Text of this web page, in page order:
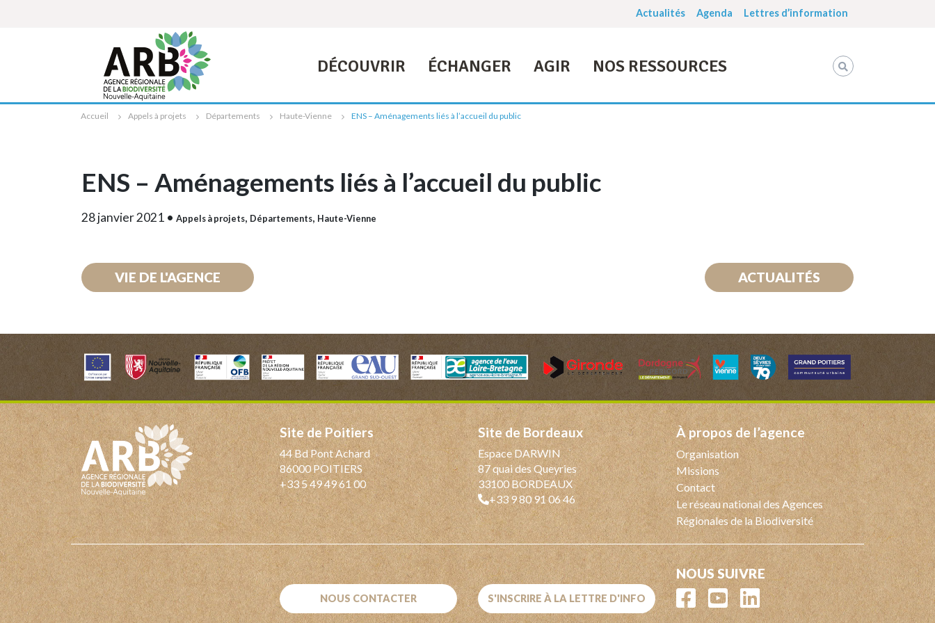
Actualités Agenda Lettres d’information
DÉCOUVRIR ÉCHANGER AGIR NOS RESSOURCES
Accueil Appels à projets Départements Haute-Vienne ENS – Aménagements liés à l’accueil du public
ENS – Aménagements liés à l’accueil du public
28 janvier 2021 • Appels à projets, Départements, Haute-Vienne
VIE DE L'AGENCE ACTUALITÉS
Site de Poitiers
44 Bd Pont Achard
86000 POITIERS
+33 5 49 49 61 00
Site de Bordeaux
Espace DARWIN
87 quai des Queyries
33100 BORDEAUX
+33 9 80 91 06 46
à propos de l’agence
Organisation
Missions
Contact
Le réseau national des Agences
Régionales de la Biodiversité
NOUS CONTACTER S'INSCRIRE À LA LETTRE D'INFO
NOUS SUIVRE